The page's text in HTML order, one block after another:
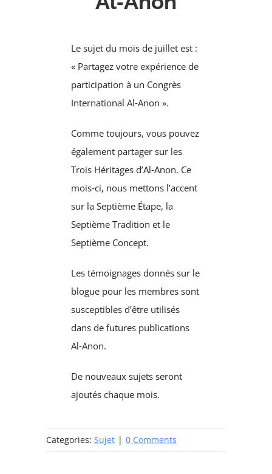
Le sujet du mois de juillet est :
« Partagez votre expérience de
participation à un Congrès
International Al‑Anon ».
Comme toujours, vous pouvez
également partager sur les
Trois Héritages d’Al‑Anon. Ce
mois‑ci, nous mettons l’accent
sur la Septième Étape, la
Septième Tradition et le
Septième Concept.
Les témoignages donnés sur le
blogue pour les membres sont
susceptibles d’être utilisés
dans de futures publications
Al‑Anon.
De nouveaux sujets seront
ajoutés chaque mois.
Categories:Sujet | 0 Comments